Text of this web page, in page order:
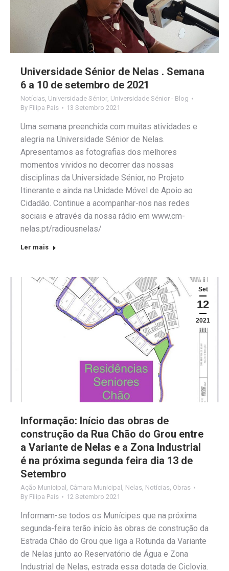
Universidade Sénior de Nelas . Semana
6 a 10 de setembro de 2021
Notícias, Universidade Sénior, Universidade Sénior - Blog
By Filipa Pais 13 Setembro 2021
Uma semana preenchida com muitas atividades e
alegria na Universidade Sénior de Nelas.
Apresentamos as fotografias dos melhores
momentos vividos no decorrer das nossas
disciplinas da Universidade Sénior, no Projeto
Itinerante e ainda na Unidade Móvel de Apoio ao
Cidadão. Continue a acompanhar-nos nas redes
sociais e através da nossa rádio em www.cm-
nelas.pt/radiousnelas/
Ler mais
Set
12
2021
Informação: Início das obras de
construção da Rua Chão do Grou entre
a Variante de Nelas e a Zona Industrial
é na próxima segunda feira dia 13 de
Setembro
Ação Municipal Câmara Municipal Nelas Notícias Obras
By Filipa Pais 12 Setembro 2021
Informam-se todos os Munícipes que na próxima
segunda-feira terão início às obras de construção da
Estrada Chão do Grou que liga a Rotunda da Variante
de Nelas junto ao Reservatório de Água e Zona
Industrial de Nelas, estrada essa dotada de Ciclovia.